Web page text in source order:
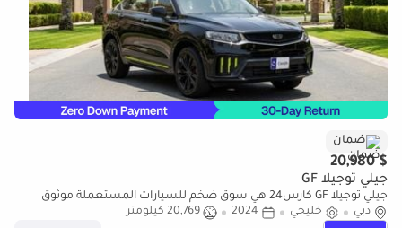
ضمان
$ 20,980
جيلي توجيلا GF
جيلي توجيلا GF كارس24 هي سوق ضخم للسيارات المستعملة موثوق
ومضمون ٪كارس24 هي سوق ضخم للسيارات المستعملة موثوق
دبي خليجي 2024
20,769 كيلومتر